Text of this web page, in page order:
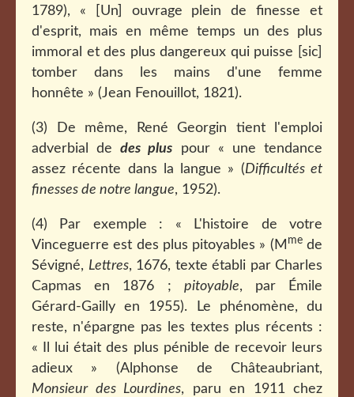
1789), « [Un] ouvrage plein de finesse et
d'esprit, mais en même temps un des plus
immoral et des plus dangereux qui puisse [sic]
tomber dans les mains d'une femme
honnête » (Jean Fenouillot, 1821).
(3) De même, René Georgin tient l'emploi
adverbial dedes plus pour « une tendance
assez récente dans la langue » (Difficultés et
finesses de notre langue, 1952).
(4) Par exemple : « L'histoire de votre
Vinceguerre est des plus pitoyables » (M mede
Sévigné, Lettres, 1676, texte établi par Charles
Capmas en 1876 ; pitoyable, par Émile
Gérard-Gailly en 1955). Le phénomène, du
reste, n'épargne pas les textes plus récents :
« Il lui était des plus pénible de recevoir leurs
adieux » (Alphonse de Châteaubriant,
Monsieur des Lourdines, paru en 1911 chez